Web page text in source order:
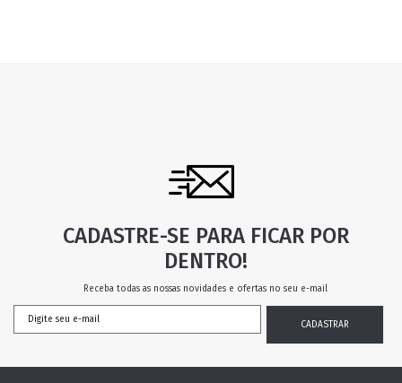
CADASTRE-SE PARA FICAR POR
DENTRO!
Receba todas as nossas novidades e ofertas no seu e-mail